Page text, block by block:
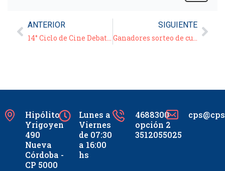
ANTERIOR
14° Ciclo de Cine Debate Virtual – Película: “Cuenta conmigo” (“Stand by me”)
SIGUIENTE
Ganadores sorteo de cumpleañeros de Julio
Hipólito
Yrigoyen
490
Nueva
Córdoba -
CP 5000
Lunes a
Viernes
de 07:30
a 16:00
hs
4688300
opción 2
3512055025